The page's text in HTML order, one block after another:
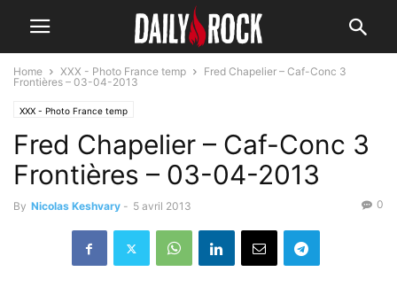
Home XXX - Photo France temp
Fred Chapelier – Caf-Conc 3
Frontières – 03-04-2013
XXX - Photo France temp
Fred Chapelier – Caf-Conc 3
Frontières – 03-04-2013
By Nicolas Keshvary - 5 avril 2013 0